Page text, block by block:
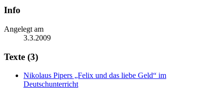
Info
Angelegt am
3.3.2009
Texte (3)
Nikolaus Pipers „Felix und das liebe Geld“ im
Deutschunterricht